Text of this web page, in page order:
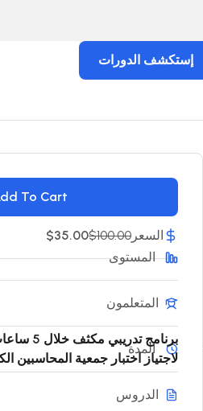
إستكشف الدورات
To Cart
السعر $100.00
$35.00
المستوى
المتعلمون
المدة
برنامج
لاجتياز اختبار جمعية المحاسبين
الدروس